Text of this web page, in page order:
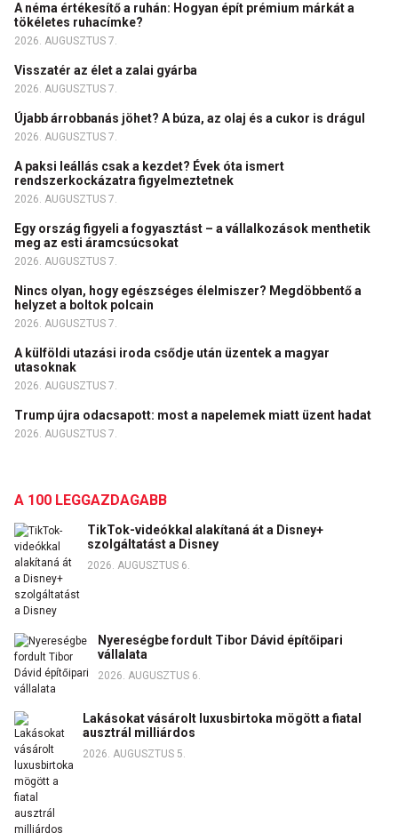
A néma értékesítő a ruhán: Hogyan épít prémium márkát a
tökéletes ruhacímke?
2026. AUGUSZTUS 7.
Visszatér az élet a zalai gyárba
2026. AUGUSZTUS 7.
Újabb árrobbanás jöhet? A búza, az olaj és a cukor is drágul
2026. AUGUSZTUS 7.
A paksi leállás csak a kezdet? Évek óta ismert
rendszerkockázatra figyelmeztetnek
2026. AUGUSZTUS 7.
Egy ország figyeli a fogyasztást – a vállalkozások menthetik
meg az esti áramcsúcsokat
2026. AUGUSZTUS 7.
Nincs olyan, hogy egészséges élelmiszer? Megdöbbentő a
helyzet a boltok polcain
2026. AUGUSZTUS 7.
A külföldi utazási iroda csődje után üzentek a magyar
utasoknak
2026. AUGUSZTUS 7.
Trump újra odacsapott: most a napelemek miatt üzent hadat
2026. AUGUSZTUS 7.
A 100 LEGGAZDAGABB
TikTok-videókkal alakítaná át a Disney+
szolgáltatást a Disney
2026. AUGUSZTUS 6.
Nyereségbe fordult Tibor Dávid építőipari
vállalata
2026. AUGUSZTUS 6.
Lakásokat vásárolt luxusbirtoka mögött a fiatal
ausztrál milliárdos
2026. AUGUSZTUS 5.